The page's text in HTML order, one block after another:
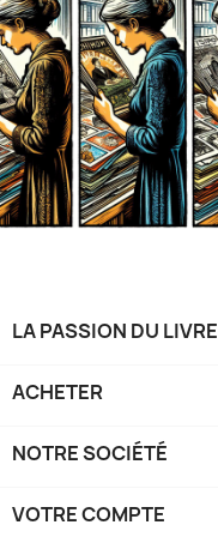
LA PASSION DU LIVRE
ACHETER
NOTRE SOCIÉTÉ
VOTRE COMPTE